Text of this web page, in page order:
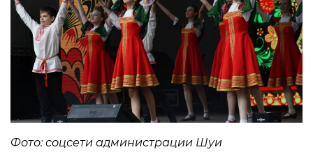
Фото: соцсети администрации Шуи